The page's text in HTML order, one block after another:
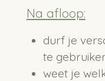
Na afloop:
durf je
te
weet je